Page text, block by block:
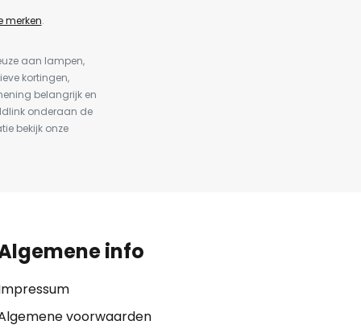
merken.
aan lampen,
kortingen,
belangrijk en
onderaan de
bekijk onze
info
voorwaarden